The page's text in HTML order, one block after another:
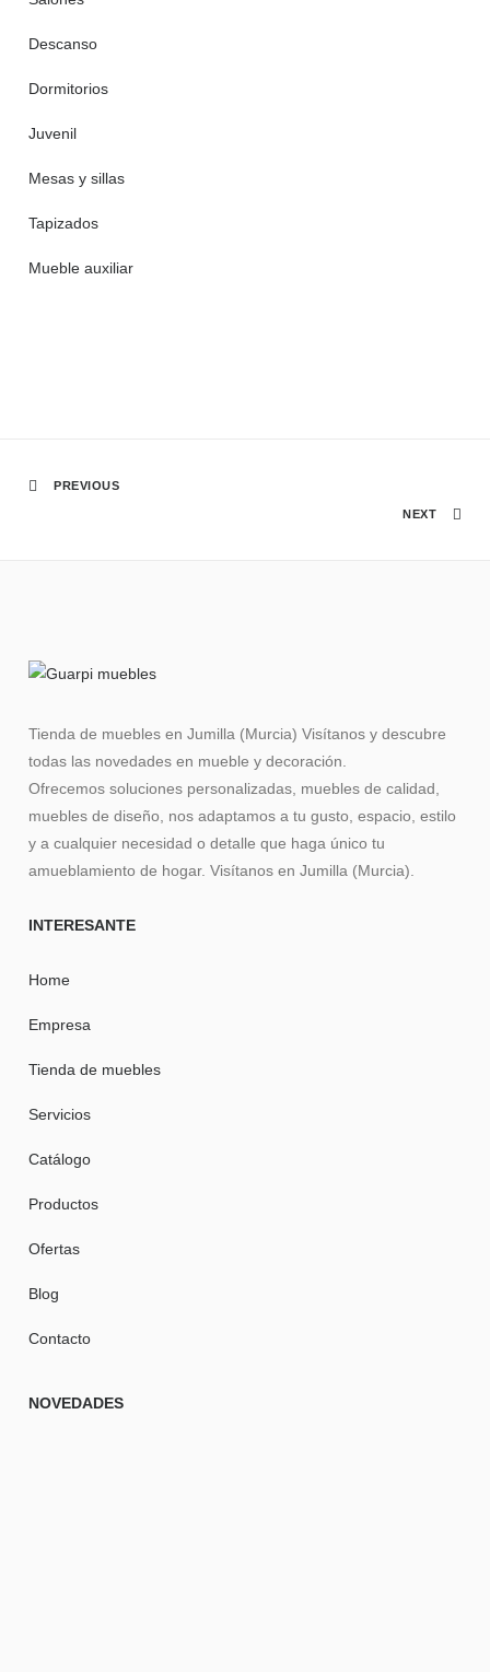
Descanso
Dormitorios
Juvenil
Mesas y sillas
Tapizados
Mueble auxiliar
PREVIOUS
NEXT
Tienda de muebles en Jumilla (Murcia) Visítanos y descubre
todas las novedades en mueble y decoración.
Ofrecemos soluciones personalizadas, muebles de calidad,
muebles de diseño, nos adaptamos a tu gusto, espacio, estilo
y a cualquier necesidad o detalle que haga único tu
amueblamiento de hogar. Visítanos en Jumilla (Murcia).
INTERESANTE
Home
Empresa
Tienda de muebles
Servicios
Catálogo
Productos
Ofertas
Blog
Contacto
NOVEDADES